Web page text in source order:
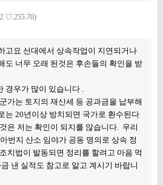
고요 선대에서 상속작업이 지연되거나
도 너무 오래 된것은 후손들의 확인을 받
경우가 많이 있습니다 .
가는 토지의 재산세 등 공과금을 납부해
는 20년이상 방치되면 국가로 환수된다
은 저는 확인이 되지를 않습니다. 우리
번지 산소 임야가 공동 명의로 상속 정
치법이 발동되면 정리를 할려고 마음 먹
낸 실적도 참고로 알고 계시기 바랍니